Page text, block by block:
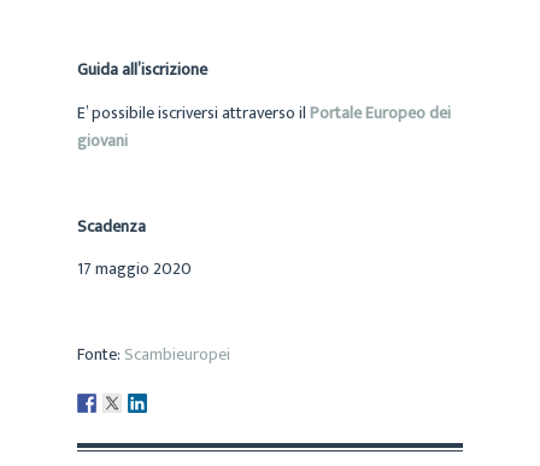
Guida all’iscrizione
E’ possibile iscriversi attraverso ilPortale Europeo dei
giovani
Scadenza
17 maggio 2020
Fonte: Scambieuropei